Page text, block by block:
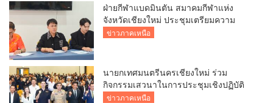
ฝ่ายกีฬาแบดมินตัน สมาคมกีฬาแห่ง
จังหวัดเชียงใหม่ ประชุมเตรียมความ
พร้อมคัดเลือกนักกีฬาเยาวชน–ยุวชน สู่
ข่าวภาคเหนือ
นายกเทศมนตรีนครเชียงใหม่ ร่วม
กิจกรรมเสวนาในการประชุมเชิงปฏิบัติ
การป้องกันการทุจริตเชิงรุก ขับเคลื่อน
ข่าวภาคเหนือ